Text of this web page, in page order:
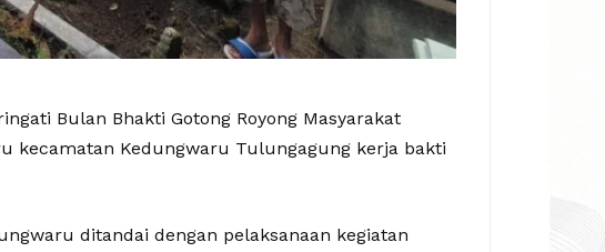
Bulan Bhakti Gotong Royong Masyarakat
kecamatan Kedungwaru Tulungagung kerja bakti
ditandai dengan pelaksanaan kegiatan